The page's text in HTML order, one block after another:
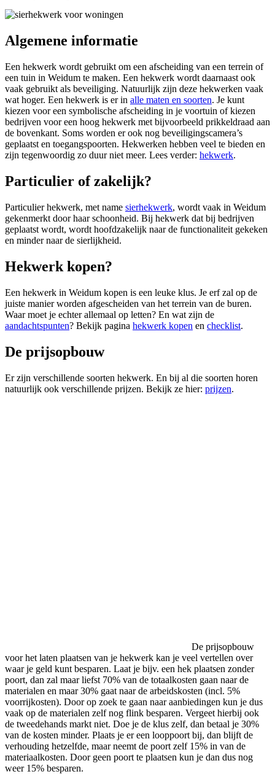
Algemene informatie
Een hekwerk wordt gebruikt om een afscheiding van een terrein of
een tuin in Weidum te maken. Een hekwerk wordt daarnaast ook
vaak gebruikt als beveiliging. Natuurlijk zijn deze hekwerken vaak
wat hoger. Een hekwerk is er in alle maten en soorten. Je kunt
kiezen voor een symbolische afscheiding in je voortuin of kiezen
bedrijven voor een hoog hekwerk met bijvoorbeeld prikkeldraad aan
de bovenkant. Soms worden er ook nog beveiligingscamera’s
geplaatst en toegangspoorten. Hekwerken hebben veel te bieden en
zijn tegenwoordig zo duur niet meer. Lees verder: hekwerk.
Particulier of zakelijk?
Particulier hekwerk, met name sierhekwerk, wordt vaak in Weidum
gekenmerkt door haar schoonheid. Bij hekwerk dat bij bedrijven
geplaatst wordt, wordt hoofdzakelijk naar de functionaliteit gekeken
en minder naar de sierlijkheid.
Hekwerk kopen?
Een hekwerk in Weidum kopen is een leuke klus. Je erf zal op de
juiste manier worden afgescheiden van het terrein van de buren.
Waar moet je echter allemaal op letten? En wat zijn de
aandachtspunten? Bekijk pagina hekwerk kopen en checklist.
De prijsopbouw
Er zijn verschillende soorten hekwerk. En bij al die soorten horen
natuurlijk ook verschillende prijzen. Bekijk ze hier: prijzen.
De prijsopbouw
voor het laten plaatsen van je hekwerk kan je veel vertellen over
waar je geld kunt besparen. Laat je bijv. een hek plaatsen zonder
poort, dan zal maar liefst 70% van de totaalkosten gaan naar de
materialen en maar 30% gaat naar de arbeidskosten (incl. 5%
voorrijkosten). Door op zoek te gaan naar aanbiedingen kun je dus
vaak op de materialen zelf nog flink besparen. Vergeet hierbij ook
de tweedehands markt niet. Doe je de klus zelf, dan betaal je 30%
van de kosten minder. Plaats je er een looppoort bij, dan blijft de
verhouding hetzelfde, maar neemt de poort zelf 15% in van de
materiaalkosten. Door geen poort te plaatsen kun je dan dus nog
weer 15% besparen.